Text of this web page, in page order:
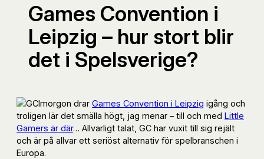
Games Convention i
Leipzig – hur stort blir
det i Spelsverige?
Imorgon drar Games Convention i Leipzig igång och
troligen lär det smälla högt, jag menar – till och med Little
Gamers är där… Allvarligt talat, GC har vuxit till sig rejält
och är på allvar ett seriöst alternativ för spelbranschen i
Europa.